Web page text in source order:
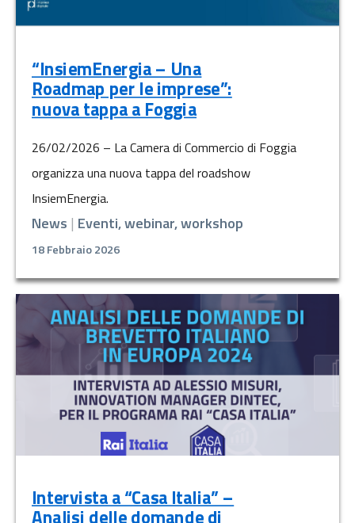
“InsiemEnergia – Una
Roadmap per le imprese”:
nuova tappa a Foggia
26/02/2026 – La Camera di Commercio di Foggia
organizza una nuova tappa del roadshow
InsiemEnergia.
News | Eventi, webinar, workshop
18 Febbraio 2026
Intervista a “Casa Italia” –